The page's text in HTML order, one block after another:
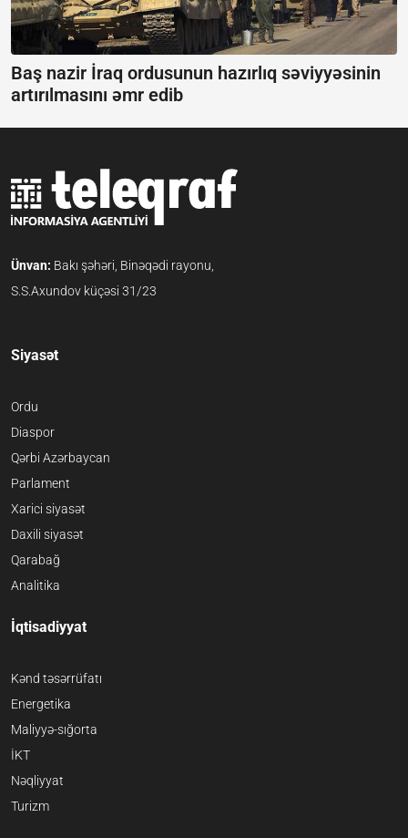
Baş nazir İraq ordusunun hazırlıq səviyyəsinin
artırılmasını əmr edib
Ünvan: Bakı şəhəri, Binəqədi rayonu,
S.S.Axundov küçəsi 31/23
Siyasət
Ordu
Diaspor
Qərbi Azərbaycan
Parlament
Xarici siyasət
Daxili siyasət
Qarabağ
Analitika
İqtisadiyyat
Kənd təsərrüfatı
Energetika
Maliyyə-sığorta
İKT
Nəqliyyat
Turizm